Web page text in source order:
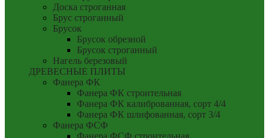
Доска строганная
Брус строганный
Брусок
Брусок обрезной
Брусок строганный
Нагель березовый
ДРЕВЕСНЫЕ ПЛИТЫ
Фанера ФК
Фанера ФК строительная
Фанера ФК калиброванная, сорт 4/4
Фанера ФК шлифованная, сорт 3/4
Фанера ФСФ